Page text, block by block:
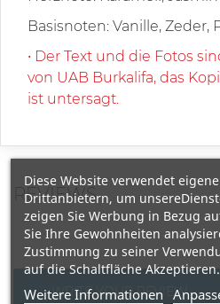
Basisnoten: Vanille, Zeder,
• Der Text und die Fotos
von UAB Burkalifa, das
ist untersagt.
REVIEWS
WRITE YOUR REVIEW
Diese Website verwendet
Drittanbietern, um
zeigen Sie Werbung in Bezug
Sie Ihre Gewohnheiten
Zustimmung zu seiner
auf die Schaltfläche Akzeptieren.
Weitere Informationen